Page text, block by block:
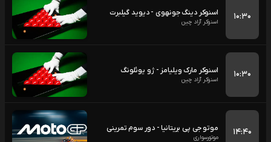
۱۰:۳۰ اسنوکر دینگ جونهوی - دیوید گیلبرت
اسنوکر آزاد چین
۱۰:۳۰ اسنوکر مارک ویلیامز - ژو یوئلونگ
اسنوکر آزاد چین
۱۴:۴۰ موتو جی پی بریتانیا - دور سوم تمرینی
موتورسواری